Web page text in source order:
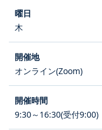
木
オンライン(Zoom)
9:30～16:30(受付9:00)